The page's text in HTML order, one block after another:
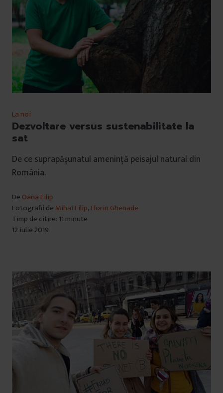
La noi
Dezvoltare versus sustenabilitate la
sat
De ce suprapășunatul amenință peisajul natural din
România.
De Oana Filip
Fotografii de Mihai Filip,Florin Ghenade
Timp de citire: 11 minute
12 iulie 2019